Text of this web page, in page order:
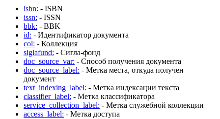
isbn: - ISBN
issn: - ISSN
bbk: - BBK
id: - Идентификатор документа
col: - Коллекция
siglafund: - Сигла-фонд
doc_source_var: - Способ получения документа
doc_source_label: - Метка места, откуда получен
документ
text_indexing_label: - Метка индексации текста
classifier_label: - Метка классификатора
service_collection_label: - Метка служебной коллекции
access_label: - Метка доступа